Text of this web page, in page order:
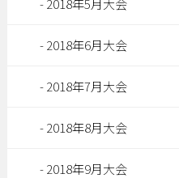
2018年6月大会
2018年7月大会
2018年8月大会
2018年9月大会